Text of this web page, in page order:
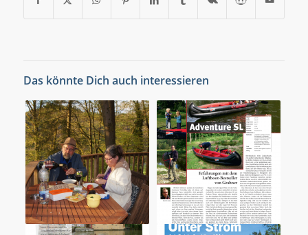
Das könnte Dich auch interessieren